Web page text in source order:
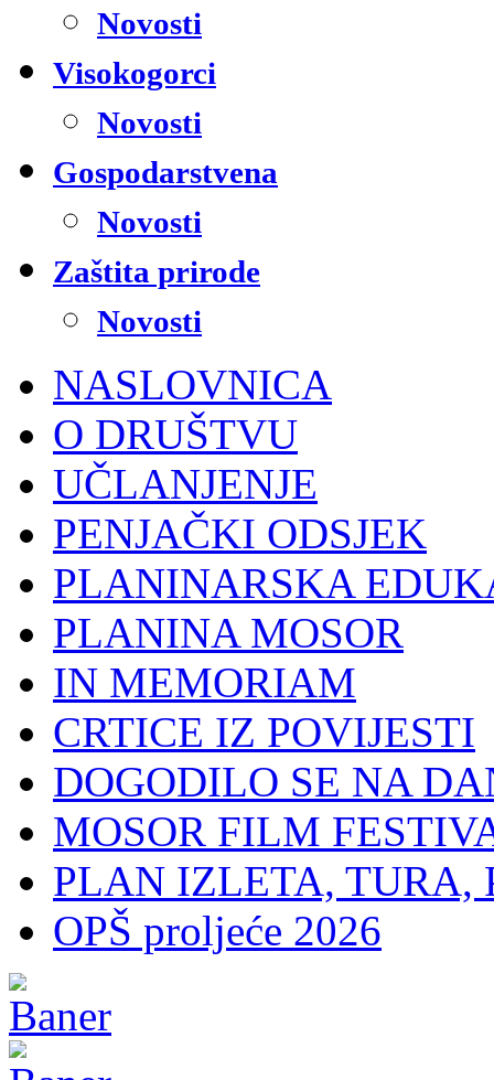
Novosti
Visokogorci
Novosti
Gospodarstvena
Novosti
Zaštita prirode
Novosti
NASLOVNICA
O DRUŠTVU
UČLANJENJE
PENJAČKI ODSJEK
PLANINARSKA
PLANINA MOSOR
IN MEMORIAM
CRTICE IZ POVIJESTI
DOGODILO SE NA
MOSOR FILM
PLAN IZLETA, TURA,
OPŠ proljeće 2026